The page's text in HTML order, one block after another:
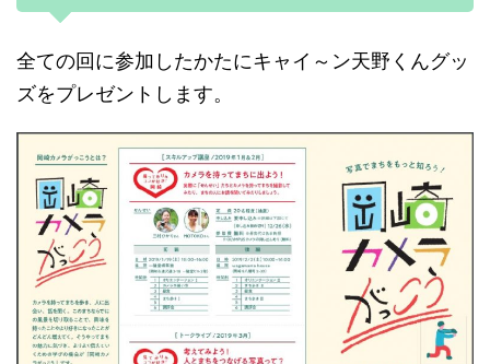
全ての回に参加したかたにキャイ～ン天野くんグッ
ズをプレゼントします。